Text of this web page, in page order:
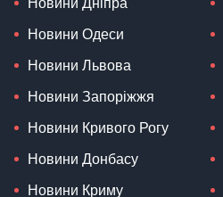
Новини Дніпра
Новини Одеси
Новини Львова
Новини Запоріжжя
Новини Кривого Рогу
Новини Донбасу
Новини Криму